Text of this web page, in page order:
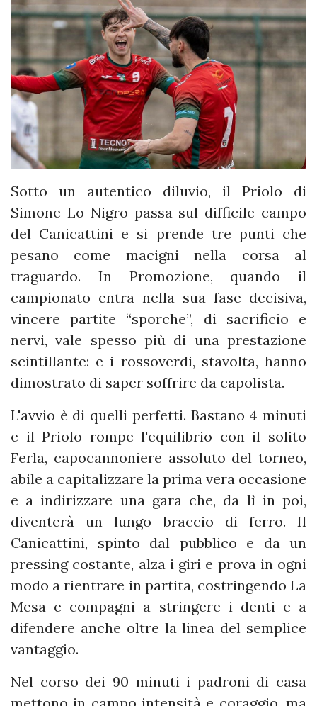
Sotto un autentico diluvio, il Priolo di
Simone Lo Nigro passa sul difficile campo
del Canicattini e si prende tre punti che
pesano come macigni nella corsa al
traguardo. In Promozione, quando il
campionato entra nella sua fase decisiva,
vincere partite “sporche”, di sacrificio e
nervi, vale spesso più di una prestazione
scintillante: e i rossoverdi, stavolta, hanno
dimostrato di saper soffrire da capolista.
L'avvio è di quelli perfetti. Bastano 4 minuti
e il Priolo rompe l'equilibrio con il solito
Ferla, capocannoniere assoluto del torneo,
abile a capitalizzare la prima vera occasione
e a indirizzare una gara che, da lì in poi,
diventerà un lungo braccio di ferro. Il
Canicattini, spinto dal pubblico e da un
pressing costante, alza i giri e prova in ogni
modo a rientrare in partita, costringendo La
Mesa e compagni a stringere i denti e a
difendere anche oltre la linea del semplice
vantaggio.
Nel corso dei 90 minuti i padroni di casa